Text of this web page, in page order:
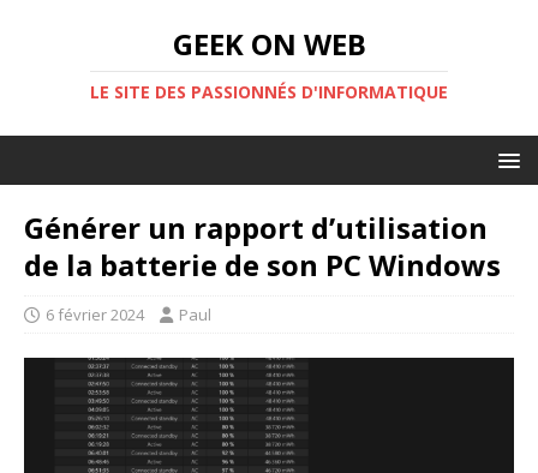
GEEK ON WEB
LE SITE DES PASSIONNÉS D'INFORMATIQUE
Générer un rapport d’utilisation
de la batterie de son PC Windows
6 février 2024 Paul